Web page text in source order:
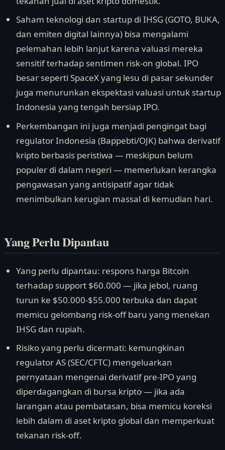
Saham teknologi dan startup di IHSG (GOTO, BUKA,
dan emiten digital lainnya) bisa mengalami
pelemahan lebih lanjut karena valuasi mereka
sensitif terhadap sentimen risk-on global. IPO
besar seperti SpaceX yang lesu di pasar sekunder
juga menurunkan ekspektasi valuasi untuk startup
Indonesia yang tengah bersiap IPO.
Perkembangan ini juga menjadi pengingat bagi
regulator Indonesia (Bappebti/OJK) bahwa derivatif
kripto berbasis peristiwa — meskipun belum
populer di dalam negeri — memerlukan kerangka
pengawasan yang antisipatif agar tidak
menimbulkan kerugian massal di kemudian hari.
Yang Perlu Dipantau
Yang perlu dipantau: respons harga Bitcoin
terhadap support $60.000 — jika jebol, ruang
turun ke $50.000-$55.000 terbuka dan dapat
memicu gelombang risk-off baru yang menekan
IHSG dan rupiah.
Risiko yang perlu dicermati: kemungkinan
regulator AS (SEC/CFTC) mengeluarkan
pernyataan mengenai derivatif pre-IPO yang
diperdagangkan di bursa kripto — jika ada
larangan atau pembatasan, bisa memicu koreksi
lebih dalam di aset kripto global dan memperkuat
tekanan risk-off.